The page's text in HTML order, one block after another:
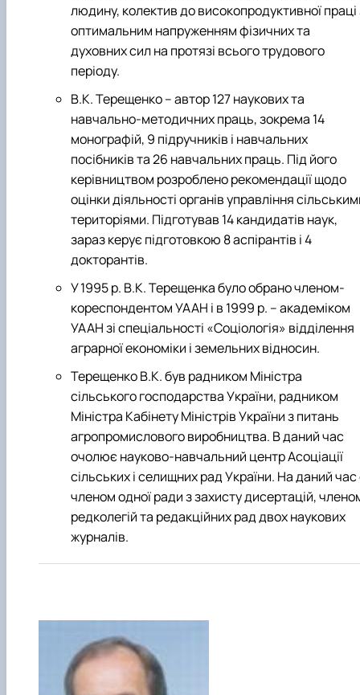
людину, колектив до високопродуктивної праці
оптимальним напруженням фізичних та
духовних сил на протязі всього трудового
періоду.
В.К. Терещенко – автор 127 наукових та
навчально-методичних праць, зокрема 14
монографій, 9 підручників і навчальних
посібників та 26 навчальних праць. Під його
керівництвом розроблено рекомендації щодо
оцінки діяльності органів управління
територіями. Підготував 14 кандидатів наук,
зараз керує підготовкою 8 аспірантів і 4
докторантів.
У 1995 р. В.К. Терещенка було обрано членом-
кореспондентом УААН і в 1999 р. – академіком
УААН зі спеціальності «Соціологія» відділення
аграрної економіки і земельних відносин.
Терещенко В.К. був радником Міністра
сільського господарства України, радником
Міністра Кабінету Міністрів України з питань
агропромислового виробництва. В даний час
очолює науково-навчальний центр Асоціації
сільських і селищних рад України. На даний час
членом одної ради з захисту дисертацій,
редколегій та редакційних рад двох наукових
журналів.